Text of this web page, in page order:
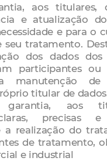
aos titulares,
e atualização
e para o
tratamento.
dos dados
participantes ou
manutenção de
titular de
garantia, aos
precisas e
a realização do
de tratamento,
e industrial